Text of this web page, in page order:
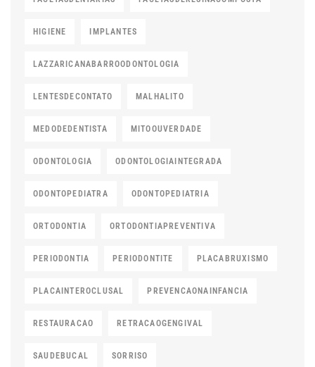
HIGIENE IMPLANTES
LAZZARICANABARROODONTOLOGIA
LENTESDECONTATO MALHALITO
MEDODEDENTISTA MITOOUVERDADE
ODONTOLOGIA ODONTOLOGIAINTEGRADA
ODONTOPEDIATRA ODONTOPEDIATRIA
ORTODONTIA ORTODONTIAPREVENTIVA
PERIODONTIA PERIODONTITE PLACABRUXISMO
PLACAINTEROCLUSAL PREVENCAONAINFANCIA
RESTAURACAO RETRACAOGENGIVAL
SAUDEBUCAL SORRISO